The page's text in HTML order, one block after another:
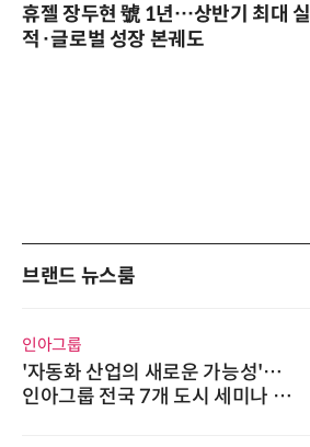
휴젤 장두현 號 1년…상반기 최대 실
적·글로벌 성장 본궤도
브랜드 뉴스룸
인아그룹
'자동화 산업의 새로운 가능성'…
인아그룹 전국 7개 도시 세미나 페